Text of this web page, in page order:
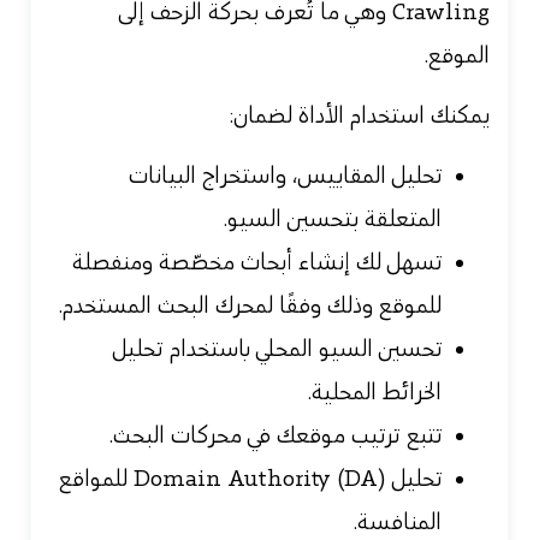
Crawling وهي ما تُعرف بحركة الزحف إلى
الموقع.
يمكنك استخدام الأداة لضمان:
تحليل المقاييس، واستخراج البيانات
المتعلقة بتحسين السيو.
تسهل لك إنشاء أبحاث مخصّصة ومنفصلة
للموقع وذلك وفقًا لمحرك البحث المستخدم.
تحسين السيو المحلي باستخدام تحليل
الخرائط المحلية.
تتبع ترتيب موقعك في محركات البحث.
تحليل Domain Authority (DA) للمواقع
المنافسة.